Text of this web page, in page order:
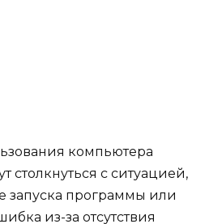
компьютера
столкнуться с ситуацией,
запуска программы или
из-за отсутствия